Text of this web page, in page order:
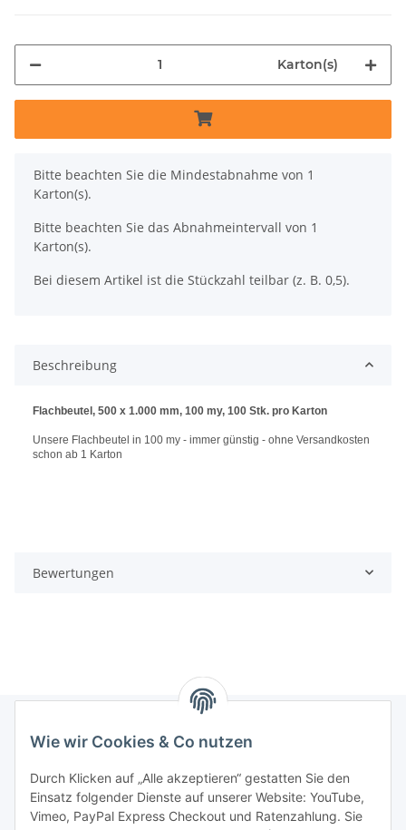
Karton(s)
x
Bitte beachten Sie die Mindestabnahme von 1
Karton(s).
Bitte beachten Sie das Abnahmeintervall von 1
Karton(s).
Bei diesem Artikel ist die Stückzahl teilbar (z. B. 0,5).
Beschreibung
Flachbeutel, 500 x 1.000 mm, 100 my, 100 Stk. pro Karton
Unsere Flachbeutel in 100 my - immer günstig - ohne Versandkosten
schon ab 1 Karton
Bewertungen
Gesetzliche Informationen
Wie wir Cookies & Co nutzen
Durch Klicken auf „Alle akzeptieren“ gestatten Sie den
Einsatz folgender Dienste auf unserer Website: YouTube,
Vimeo, PayPal Express Checkout und Ratenzahlung. Sie